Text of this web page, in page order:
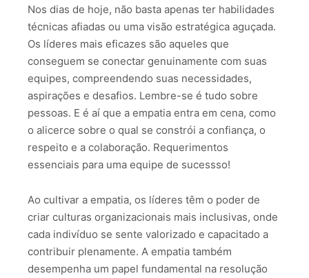
Nos dias de hoje, não basta apenas ter habilidades
técnicas afiadas ou uma visão estratégica aguçada.
Os líderes mais eficazes são aqueles que
conseguem se conectar genuinamente com suas
equipes, compreendendo suas necessidades,
aspirações e desafios. Lembre-se é tudo sobre
pessoas. E é aí que a empatia entra em cena, como
o alicerce sobre o qual se constrói a confiança, o
respeito e a colaboração. Requerimentos
essenciais para uma equipe de sucessso!
Ao cultivar a empatia, os líderes têm o poder de
criar culturas organizacionais mais inclusivas, onde
cada indivíduo se sente valorizado e capacitado a
contribuir plenamente. A empatia também
desempenha um papel fundamental na resolução